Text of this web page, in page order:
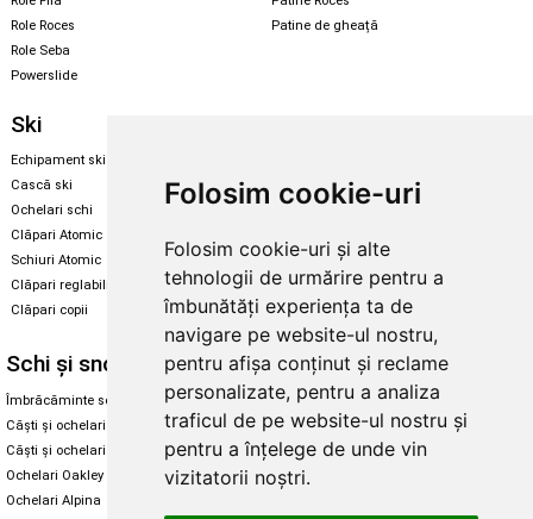
Folosim cookie-uri
Folosim cookie-uri și alte
tehnologii de urmărire pentru a
îmbunătăți experiența ta de
navigare pe website-ul nostru,
pentru afișa conținut și reclame
personalizate, pentru a analiza
traficul de pe website-ul nostru și
pentru a înțelege de unde vin
vizitatorii noștri.
Role Roces
Role Seba
Powerslide
Patine de gheață
Ski
Echipament ski
Cască ski
Ochelari schi
Clăpari Atomic
Schiuri Atomic
Clăpari reglabili
Clăpari copii
Echipament snowboard
Skate & longboard
Santa Cruz
Enuff Skateboards
Schi și snowboard
Îmbrăcăminte schi și snowboard
Căști și ochelari de iarnă
Căști și ochelari Alpina
Ochelari Oakley
Ochelari Alpina
Diverse
Cum aleg rolele
Cum aleg ochelarii
Ochelari de soare Oakley
Ochelari de soare Alpina